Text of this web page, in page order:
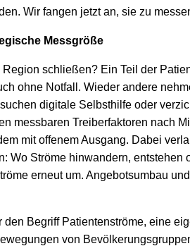
Wir fangen jetzt an, sie zu
Messgröße
schließen? Ein Teil der
ohne Notfall. Wieder andere
digitale Selbsthilfe oder
messbaren Treiberfaktoren nach
mit offenem Ausgang. Dabei
Wo Ströme hinwandern,
erneut um. Angebotsumbau
Begriff Patientenströme, eine
von